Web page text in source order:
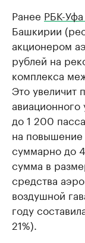
Ранее РБК-
Башкирии
акционером
рублей на
комплекса
Это увеличит
до 1 200
на повышение
суммарно до
сумма в
средства
воздушной
году
21%).